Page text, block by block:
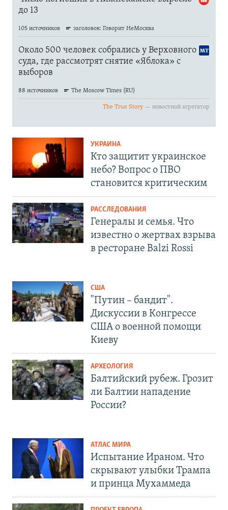
УКРАИНА
Кто защитит украинское
небо? Вопрос о ПВО
становится критическим
РАССЛЕДОВАНИЯ
Генералы и семья. Что
известно о жертвах взрыва
в ресторане Balzi Rossi
США
"Путин – бандит".
Дискуссии в Конгрессе
США о военной помощи
Киеву
АРХЕОЛОГИЯ
Балтийский рубеж. Грозит
ли Балтии нападение
России?
АТЛАС МИРА
Испытание Ираном. Что
скрывают улыбки Трампа
и принца Мухаммеда